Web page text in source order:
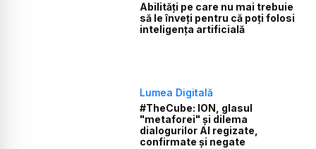
Abilități pe care nu mai trebuie
să le înveți pentru că poți folosi
inteligența artificială
Lumea Digitală
#TheCube: ION, glasul
"metaforei" și dilema
dialogurilor AI regizate,
confirmate și negate